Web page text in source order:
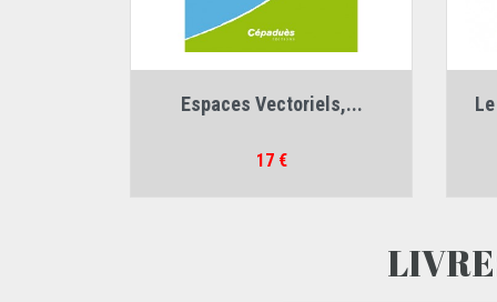
Jean-Jacques Colin, Jean-Marie Morvan
Espaces Vectoriels,...
Prix
17 €